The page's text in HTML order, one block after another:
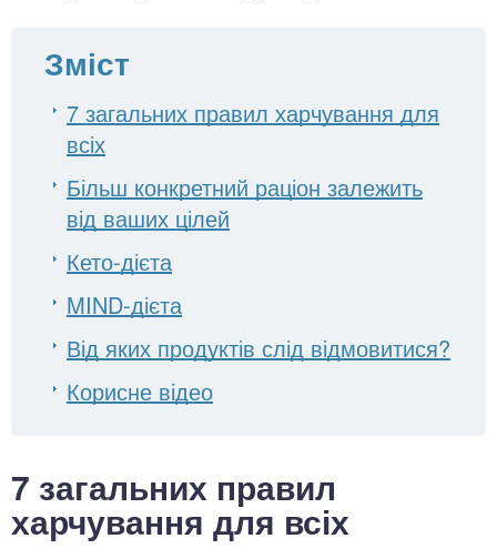
Зміст
7 загальних правил харчування для
всіх
Більш конкретний раціон залежить
від ваших цілей
Кето-дієта
MIND-дієта
Від яких продуктів слід відмовитися?
Корисне відео
7 загальних правил
харчування для всіх